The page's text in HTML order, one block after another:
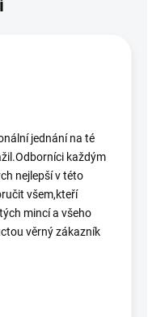
jednání na té
každým
nejlepší v této
všem,kteří
mincí a všeho
věrný zákazník